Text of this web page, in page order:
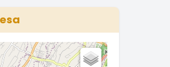
displaying values. Range: 0 to